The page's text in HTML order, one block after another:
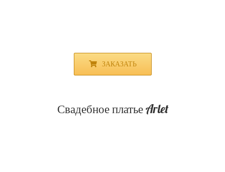
ЗАКАЗАТЬ
Свадебное платье Arlet